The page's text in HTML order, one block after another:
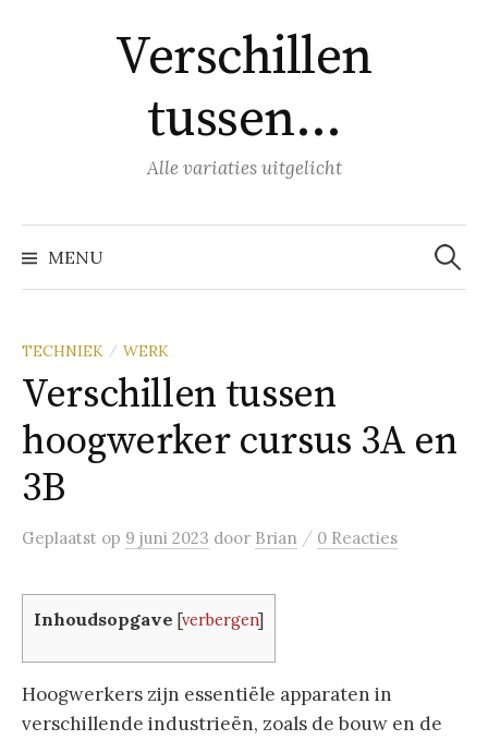
Verschillen
tussen…
Alle variaties uitgelicht
MENU
Zoeken
naar:
TECHNIEK / WERK
Verschillen tussen
hoogwerker cursus 3A en
3B
Geplaatst op 9 juni 2023 door Brian / 0 Reacties
Inhoudsopgave [verbergen]
Hoogwerkers zijn essentiële apparaten in
verschillende industrieën, zoals de bouw en de